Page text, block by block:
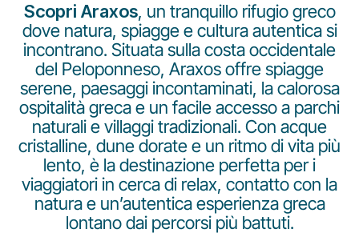
Gruppo Luxair
Scopri Araxos, un tranquillo rifugio greco
dove natura, spiagge e cultura autentica si
incontrano. Situata sulla costa occidentale
del Peloponneso, Araxos offre spiagge
serene, paesaggi incontaminati, la calorosa
ospitalità greca e un facile accesso a parchi
naturali e villaggi tradizionali. Con acque
cristalline, dune dorate e un ritmo di vita più
lento, è la destinazione perfetta per i
viaggiatori in cerca di relax, contatto con la
natura e un’autentica esperienza greca
lontano dai percorsi più battuti.